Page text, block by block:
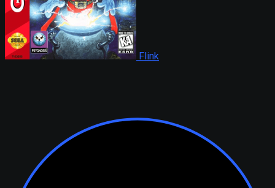
Flink